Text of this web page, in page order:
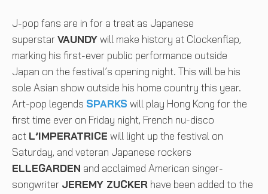
J-pop fans are in for a treat as Japanese
superstar VAUNDYwill make history at Clockenflap,
marking his first-ever public performance outside
Japan on the festival’s opening night. This will be his
sole Asian show outside his home country this year.
Art-pop legends SPARKS will play Hong Kong for the
first time ever on Friday night, French nu-disco
act L’IMPERATRICE will light up the festival on
Saturday, and veteran Japanese rockers
ELLEGARDEN and acclaimed American singer-
songwriter JEREMY ZUCKER have been added to the